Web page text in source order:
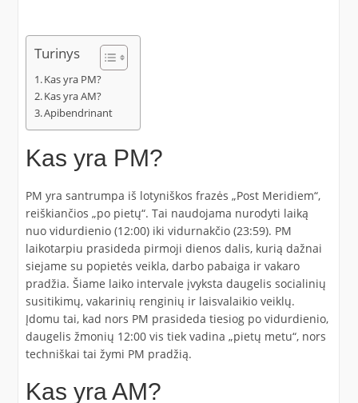
Turinys
Kas yra PM?
Kas yra AM?
Apibendrinant
Kas yra PM?
PM yra santrumpa iš lotyniškos frazės „Post Meridiem“,
reiškiančios „po pietų“. Tai naudojama nurodyti laiką
nuo vidurdienio (12:00) iki vidurnakčio (23:59). PM
laikotarpiu prasideda pirmoji dienos dalis, kurią dažnai
siejame su popietės veikla, darbo pabaiga ir vakaro
pradžia. Šiame laiko intervale įvyksta daugelis socialinių
susitikimų, vakarinių renginių ir laisvalaikio veiklų.
Įdomu tai, kad nors PM prasideda tiesiog po vidurdienio,
daugelis žmonių 12:00 vis tiek vadina „pietų metu“, nors
techniškai tai žymi PM pradžią.
Kas yra AM?